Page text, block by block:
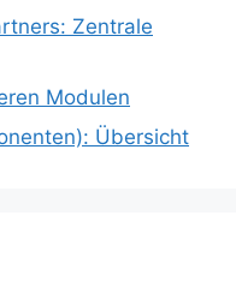
Zentrale
Modulen
Übersicht